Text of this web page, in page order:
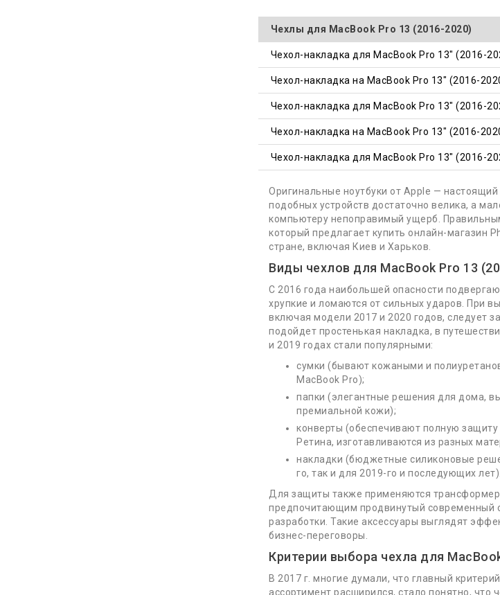
Чехлы для MacBook Pro 13 (2016-2020)
Чехол-накладка для MacBook Pro 13" (2016-
Чехол-накладка на MacBook Pro 13" (2016-
Чехол-накладка для MacBook Pro 13" (2016-
Чехол-накладка на MacBook Pro 13" (2016-
Чехол-накладка для MacBook Pro 13" (2016-
Оригинальные ноутбуки от Apple —
подобных устройств достаточно велика, а
компьютеру непоправимый ущерб.
который предлагает купить онлайн-магазин
стране, включая Киев и Харьков.
Виды чехлов для MacBook Pro 13
С 2016 года наибольшей опасности
хрупкие и ломаются от сильных ударов. При
включая модели 2017 и 2020 годов, следует
подойдет простенькая накладка, в
и 2019 годах стали популярными:
сумки (бывают кожаными и
MacBook Pro);
папки (элегантные решения для дома,
премиальной кожи);
конверты (обеспечивают полную
Ретина, изготавливаются из разных
накладки (бюджетные силиконовые
го, так и для 2019-го и последующих лет).
Для защиты также применяются
предпочитающим продвинутый современный
разработки. Такие аксессуары выглядят
бизнес-переговоры.
Критерии выбора чехла для
В 2017 г. многие думали, что главный
ассортимент расширился, стало понятно, что
Читать далее
Будь в курсе новинок и акций!
О Нас